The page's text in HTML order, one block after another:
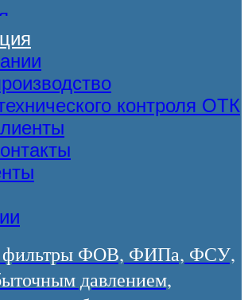
контроля ОТК
фильтры ФОВ, ФИПа, ФСУ,
давлением,